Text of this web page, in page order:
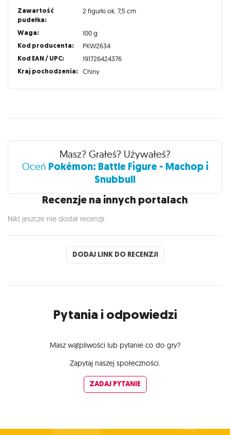
Zawartość
pudełka:
2 figurki ok. 7,5 cm
Waga: 100 g
Kod producenta: PKW2634
Kod EAN / UPC: 191726424376
Kraj pochodzenia: Chiny
Recenzje
Masz? Grałeś? Używałeś?
Oceń Pokémon: Battle Figure - Machop i
Snubbull
Recenzje na innych portalach
Nikt jeszcze nie dodał recenzji.
DODAJ LINK DO RECENZJI
Pytania i odpowiedzi
Masz wątpliwości lub pytanie co do gry?
Zapytaj naszej społeczności.
ZADAJ PYTANIE